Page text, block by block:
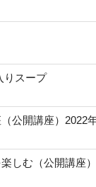
りスープ
公開講座）2022
しむ（公開講座